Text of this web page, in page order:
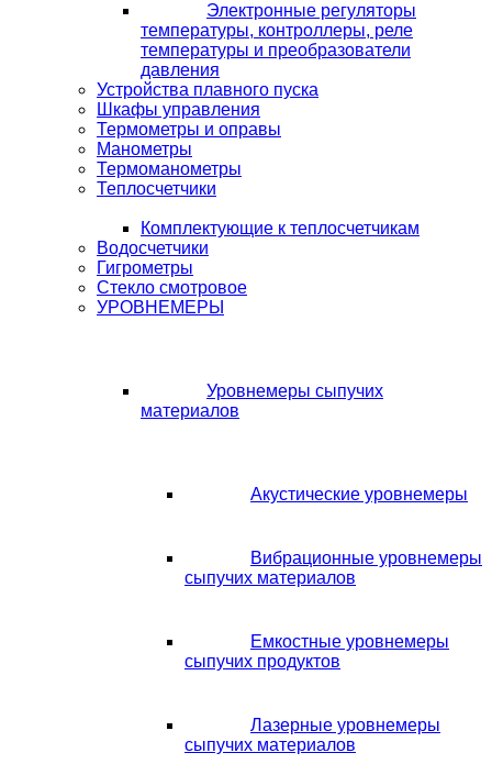
Электронные регуляторы
температуры, контроллеры, реле
температуры и преобразователи
давления
Устройства плавного пуска
Шкафы управления
Термометры и оправы
Манометры
Термоманометры
Теплосчетчики
Комплектующие к теплосчетчикам
Водосчетчики
Гигрометры
Стекло смотровое
УРОВНЕМЕРЫ
Уровнемеры сыпучих
материалов
Акустические уровнемеры
Вибрационные уровнемеры
сыпучих материалов
Емкостные уровнемеры
сыпучих продуктов
Лазерные уровнемеры
сыпучих материалов